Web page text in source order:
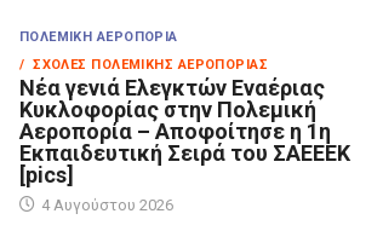
ΠΟΛΕΜΙΚΉ ΑΕΡΟΠΟΡΊΑ
/ ΣΧΟΛΈΣ ΠΟΛΕΜΙΚΉΣ ΑΕΡΟΠΟΡΊΑΣ
Νέα γενιά Ελεγκτών Εναέριας
Κυκλοφορίας στην Πολεμική
Αεροπορία – Αποφοίτησε η 1η
Εκπαιδευτική Σειρά του ΣΑΕΕΕΚ
[pics]
4 Αυγούστου 2026